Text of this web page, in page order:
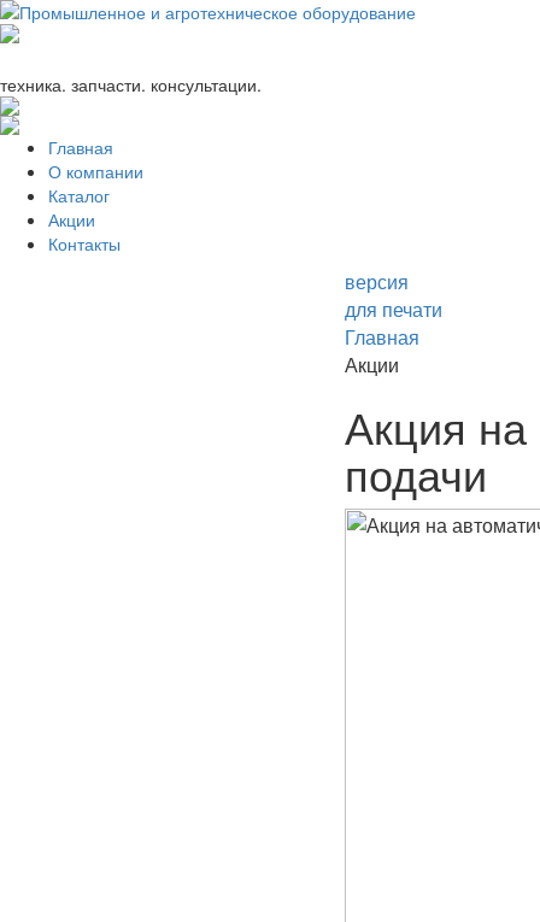
техника. запчасти. консультации.
Главная
О компании
Каталог
Акции
Контакты
версия
для печати
Главная
Акции
Акция на
подачи